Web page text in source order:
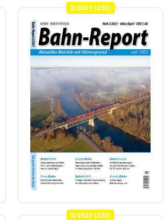
2/2021 (230)
5/2021 (233)